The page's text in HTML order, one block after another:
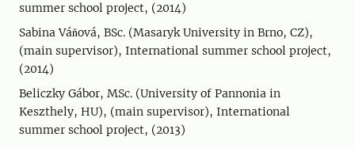
summer school project, (2014)
Sabina Váňová, BSc. (Masaryk University in Brno, CZ),
(main supervisor), International summer school project,
(2014)
Beliczky Gábor, MSc. (University of Pannonia in
Keszthely, HU), (main supervisor), International
summer school project, (2013)